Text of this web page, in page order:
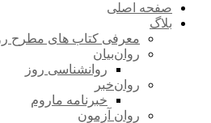
صفحه اصلی
بلاگ
معرفی کتاب های مطرح
روان‌بیان
روانشناسی روز
روان‌خبر
خبرنامه ماروم
روان آزمون